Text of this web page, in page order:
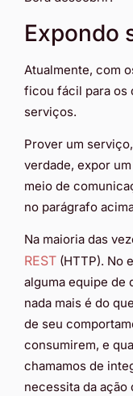
Expondo
Atualmente, com
ficou fácil para os
serviços.
Prover um
verdade, expor
meio de
no parágrafo
Na maioria das
REST (HTTP). No
alguma equipe de
nada mais é do
de seu
consumirem, e
chamamos de
necessita da ação